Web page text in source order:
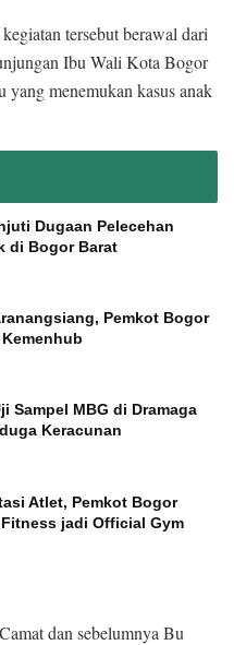
tersebut berawal dari
Ibu Wali Kota Bogor
yang menemukan kasus anak
Dugaan Pelecehan
di Bogor Barat
Pemkot Bogor
Sampel MBG di Dramaga
Keracunan
Atlet, Pemkot Bogor
jadi Official Gym
dan sebelumnya Bu